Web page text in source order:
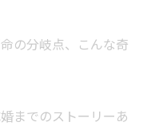
の分岐点、こんな奇
までのストーリーあ